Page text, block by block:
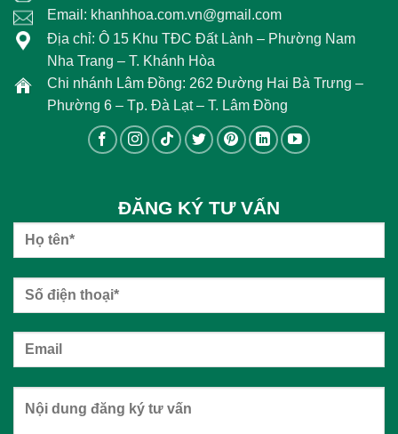
Email: khanhhoa.com.vn@gmail.com
Địa chỉ: Ô 15 Khu TĐC Đất Lành – Phường Nam
Nha Trang – T. Khánh Hòa
Chi nhánh Lâm Đồng: 262 Đường Hai Bà Trưng –
Phường 6 – Tp. Đà Lạt – T. Lâm Đồng
ĐĂNG KÝ TƯ VẤN